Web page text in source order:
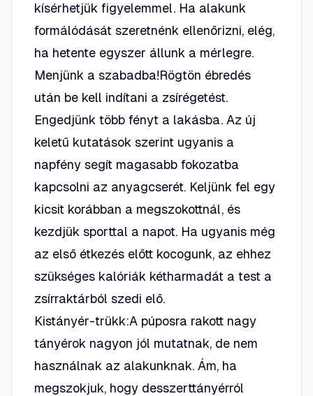
kísérhetjük figyelemmel. Ha alakunk
formálódását szeretnénk ellenőrizni, elég,
ha hetente egyszer állunk a mérlegre.
Menjünk a szabadba!Rögtön ébredés
után be kell indítani a zsírégetést.
Engedjünk több fényt a lakásba. Az új
keletű kutatások szerint ugyanis a
napfény segít magasabb fokozatba
kapcsolni az anyagcserét. Keljünk fel egy
kicsit korábban a megszokottnál, és
kezdjük sporttal a napot. Ha ugyanis még
az első étkezés előtt kocogunk, az ehhez
szükséges kalóriák kétharmadát a test a
zsírraktárból szedi elő.
Kistányér-trükk:A púposra rakott nagy
tányérok nagyon jól mutatnak, de nem
használnak az alakunknak. Ám, ha
megszokjuk, hogy desszerttányérról